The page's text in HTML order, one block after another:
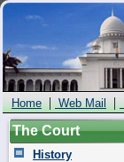
Home | Web Mail |
The Court
History